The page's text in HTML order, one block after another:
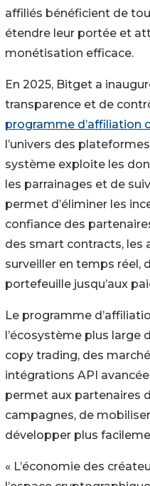
affiliés bénéficient de
étendre leur portée et
monétisation efficace.
En 2025, Bitget a
transparence et de
programme d’affiliation
l’univers des
système exploite les
les parrainages et de
permet d’éliminer les
confiance des
des smart contracts, les
surveiller en temps réel,
portefeuille jusqu’aux
Le programme
l’écosystème plus large
copy trading, des
intégrations API
permet aux partenaires
campagnes, de
développer plus
« L’économie des